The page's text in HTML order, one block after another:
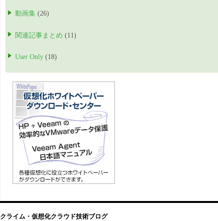
動画集 (26)
関連記事まとめ (11)
User Only (18)
クライム・仮想化クラウド技術ブログ